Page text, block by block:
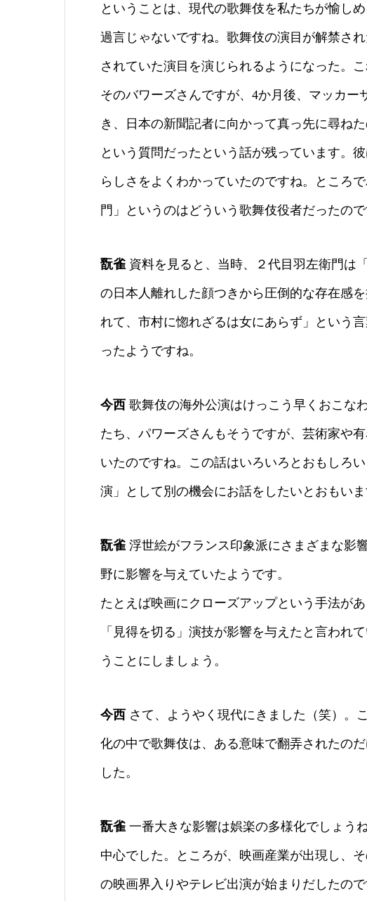
ということは、現代の歌舞伎を私たちが愉し
過言じゃないですね。歌舞伎の演目が解禁さ
されていた演目を演じられるようになった。
そのバワーズさんですが、4か月後、マッカー
き、日本の新聞記者に向かって真っ先に尋ね
という質問だったという話が残っています。
らしさをよくわかっていたのですね。ところ
門」というのはどういう歌舞伎役者だったので
翫雀 資料を見ると、当時、２代目羽左衛門は
の日本人離れした顔つきから圧倒的な存在感
れて、市村に惚れざるは女にあらず」という
ったようですね。
今西 歌舞伎の海外公演はけっこう早くおこな
たち、パワーズさんもそうですが、芸術家や
いたのですね。この話はいろいろとおもしろ
演」として別の機会にお話をしたいとおもいま
翫雀 浮世絵がフランス印象派にさまざまな影
野に影響を与えていたようです。
たとえば映画にクローズアップという手法が
「見得を切る」演技が影響を与えたと言われ
うことにしましょう。
今西 さて、ようやく現代にきました（笑）。
化の中で歌舞伎は、ある意味で翻弄されたの
した。
翫雀 一番大きな影響は娯楽の多様化でしょう
中心でした。ところが、映画産業が出現し、
の映画界入りやテレビ出演が始まりだしたので